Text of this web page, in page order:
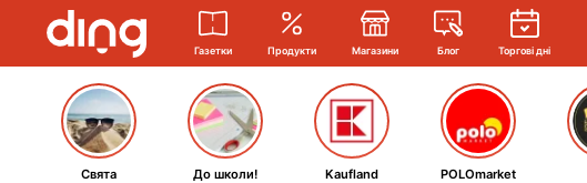
Газетки Продукти Магазини Блог Торгові дні
Свята До школи! Kaufland POLOmarket